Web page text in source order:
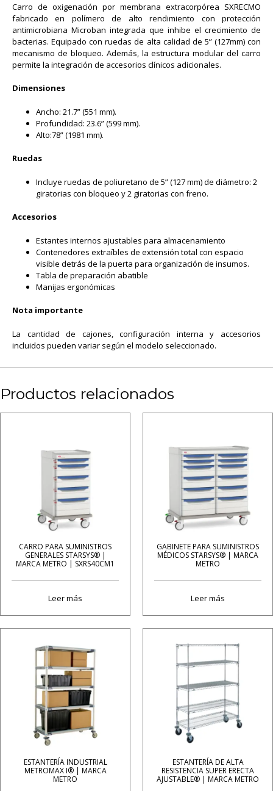
Carro de oxigenación por membrana extracorpórea SXRECMO
fabricado en polímero de alto rendimiento con protección
antimicrobiana Microban integrada que inhibe el crecimiento de
bacterias. Equipado con ruedas de alta calidad de 5” (127mm) con
mecanismo de bloqueo. Además, la estructura modular del carro
permite la integración de accesorios clínicos adicionales.
Dimensiones
Ancho: 21.7” (551 mm).
Profundidad: 23.6” (599 mm).
Alto:78” (1981 mm).
Ruedas
Incluye ruedas de poliuretano de 5” (127 mm) de diámetro: 2
giratorias con bloqueo y 2 giratorias con freno.
Accesorios
Estantes internos ajustables para almacenamiento
Contenedores extraíbles de extensión total con espacio
visible detrás de la puerta para organización de insumos.
Tabla de preparación abatible
Manijas ergonómicas
Nota importante
La cantidad de cajones, configuración interna y accesorios
incluidos pueden variar según el modelo seleccionado.
Productos relacionados
CARRO PARA SUMINISTROS
GENERALES STARSYS® |
MARCA METRO | SXRS40CM1
Leer más
GABINETE PARA SUMINISTROS
MÉDICOS STARSYS® | MARCA
METRO
Leer más
ESTANTERÍA INDUSTRIAL
METROMAX I® | MARCA
METRO
ESTANTERÍA DE ALTA
RESISTENCIA SUPER ERECTA
AJUSTABLE® | MARCA METRO